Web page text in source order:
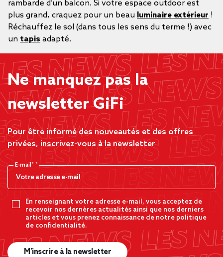
rambarde d’un balcon. Si votre espace outdoor est
plus grand, craquez pour un beau luminaire extérieur !
Réchauffez le sol (dans tous les sens du terme !) avec
un tapis adapté.
Ne manquez pas la
newsletter GiFi
Pour être informé des nouveautés et des offres
privées, inscrivez-vous à la newsletter
E-mail*
En renseignant votre adresse e-mail, vous acceptez de
recevoir nos dernères actualités ainsi que nos derniers
articles et vous prenez connaissance de notre politique
de confidentialité.
M’inscrire à la newsletter